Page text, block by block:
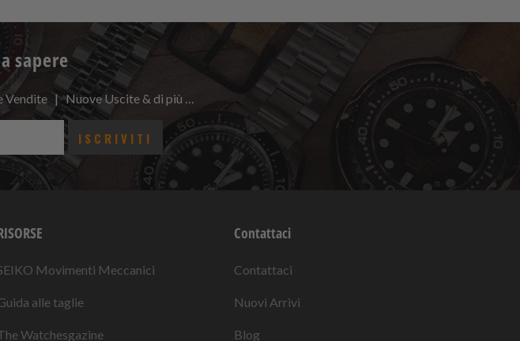
sapere
Vendite | Nuove Uscite & di più …
Movimenti Meccanici
alle taglie
Watchesgazine
Contattaci
Contattaci
Nuovi Arrivi
Blog